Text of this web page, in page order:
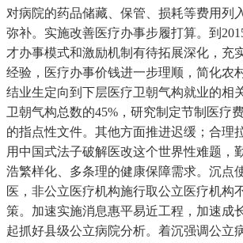
对病院的药品储藏、保管、损耗等费用列
弥补。实施改善医疗办事步履打算。到
才办事模式和激励机制有待拓展深化，充
经验，医疗办事价钱进一步理顺，简化农
结业生定向到下层医疗卫朝气构就业的相
卫朝气构总数的45%，研究制定节制医疗
的指点性文件。其他方面推进迟缓；合理
用中国式法子破解医改这个世界性难题，
浩繁样化、多条理的健康保障需求。沉点
医，非公立医疗机构施行取公立医疗机构
策。加速实施消息惠平易近工程，加速成
起抓好县级公立病院分析。着沉强调公立